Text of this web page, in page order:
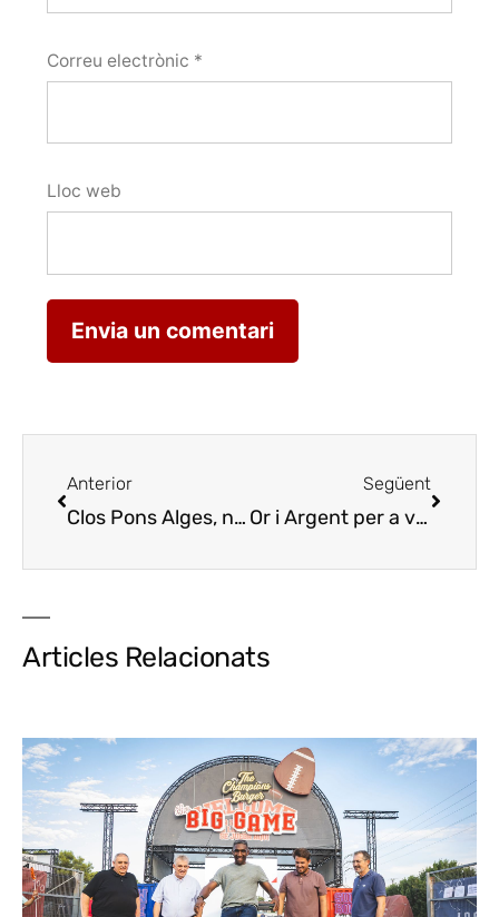
Correu electrònic *
Lloc web
Anterior
Clos Pons Alges, nou vi Costers del Segre
Següent
Or i Argent per a vins Costers del Segre
Articles Relacionats